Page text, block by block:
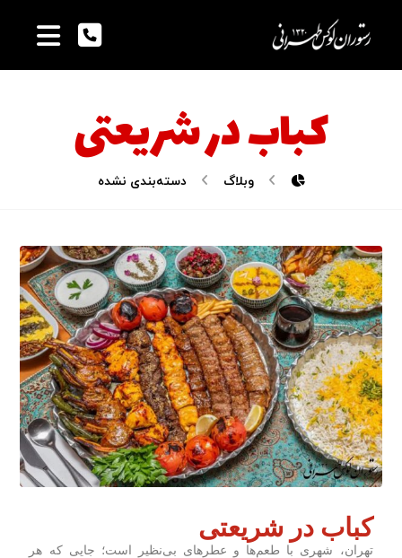
کباب در شریعتی
وبلاگ دسته‌بندی نشده
کباب در شریعتی
تهران، شهری با طعم‌ها و عطرهای بی‌نظیر است؛ جایی که هر